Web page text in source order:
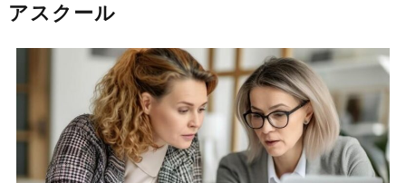
アスクール